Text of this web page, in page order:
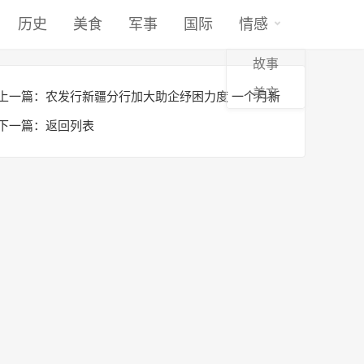
历史 美食 军事 国际 情感
故事
美文
一篇： 农发行新疆分行加大助企纾困力度 一个月新
各类贷款近200亿元
一篇： 返回列表